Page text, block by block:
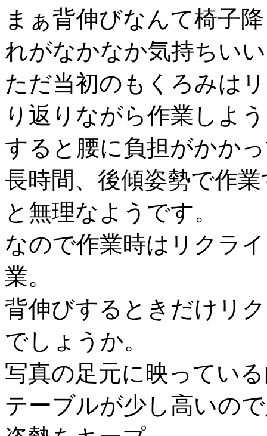
まぁ背伸びなんて椅子
れがなかなか気持ちい
ただ当初のもくろみは
り返りながら作業しよ
すると腰に負担がかか
長時間、後傾姿勢で作
と無理なようです。
なので作業時はリクラ
業。
背伸びするときだけリ
でしょうか。
写真の足元に映ってい
テーブルが少し高いの